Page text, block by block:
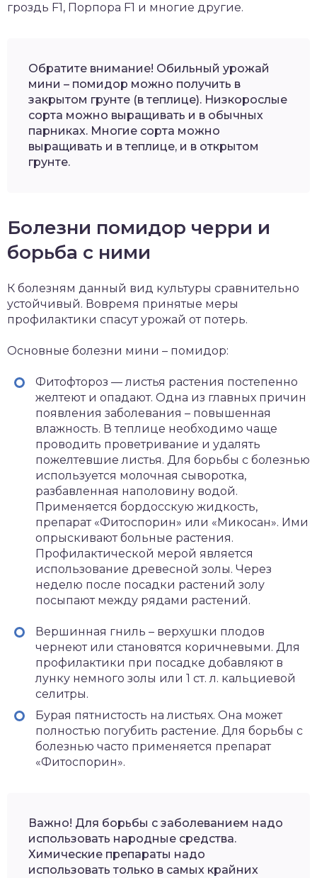
гроздь F1, Порпора F1 и многие другие.
Обратите внимание! Обильный урожай
мини – помидор можно получить в
закрытом грунте (в теплице). Низкорослые
сорта можно выращивать и в обычных
парниках. Многие сорта можно
выращивать и в теплице, и в открытом
грунте.
Болезни помидор черри и
борьба с ними
К болезням данный вид культуры сравнительно
устойчивый. Вовремя принятые меры
профилактики спасут урожай от потерь.
Основные болезни мини – помидор:
Фитофтороз — листья растения постепенно
желтеют и опадают. Одна из главных причин
появления заболевания – повышенная
влажность. В теплице необходимо чаще
проводить проветривание и удалять
пожелтевшие листья. Для борьбы с болезнью
используется молочная сыворотка,
разбавленная наполовину водой.
Применяется бордосскую жидкость,
препарат «Фитоспорин» или «Микосан». Ими
опрыскивают больные растения.
Профилактической мерой является
использование древесной золы. Через
неделю после посадки растений золу
посыпают между рядами растений.
Вершинная гниль – верхушки плодов
чернеют или становятся коричневыми. Для
профилактики при посадке добавляют в
лунку немного золы или 1 ст. л. кальциевой
селитры.
Бурая пятнистость на листьях. Она может
полностью погубить растение. Для борьбы с
болезнью часто применяется препарат
«Фитоспорин».
Важно! Для борьбы с заболеванием надо
использовать народные средства.
Химические препараты надо
использовать только в самых крайних